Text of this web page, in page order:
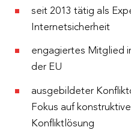
seit 2013 tätig als
Internetsicherheit
engagiertes Mitglied
der EU
ausgebildeter
Fokus auf
Konfliktlösung